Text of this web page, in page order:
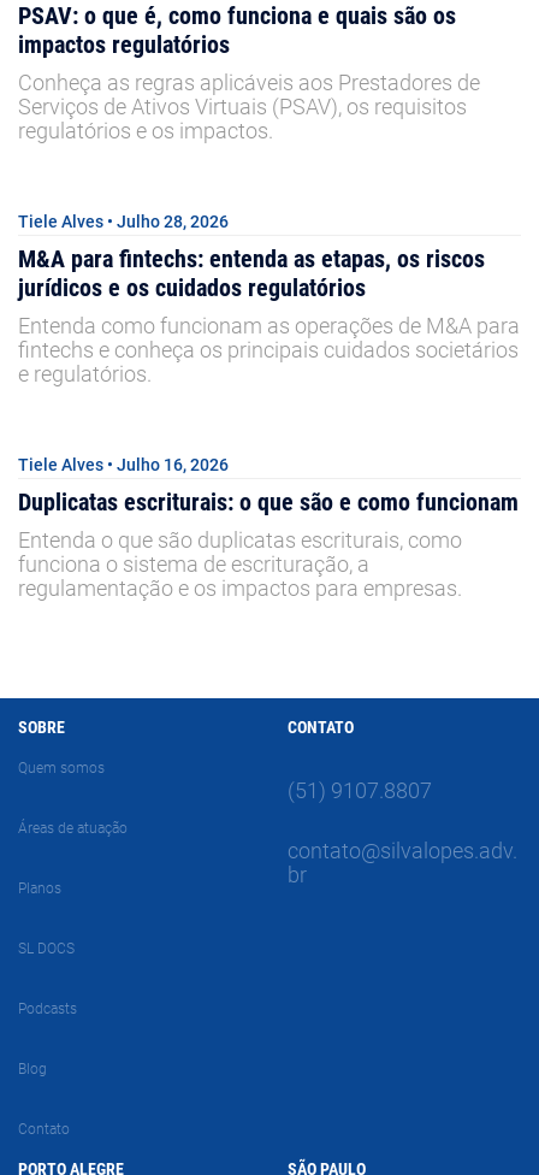
PSAV: o que é, como funciona e quais são os
impactos regulatórios
Conheça as regras aplicáveis aos Prestadores de
Serviços de Ativos Virtuais (PSAV), os requisitos
regulatórios e os impactos.
Tiele Alves • Julho 28, 2026
M&A para fintechs: entenda as etapas, os riscos
jurídicos e os cuidados regulatórios
Entenda como funcionam as operações de M&A para
fintechs e conheça os principais cuidados societários
e regulatórios.
Tiele Alves • Julho 16, 2026
Duplicatas escriturais: o que são e como funcionam
Entenda o que são duplicatas escriturais, como
funciona o sistema de escrituração, a
regulamentação e os impactos para empresas.
SOBRE
Quem somos
Áreas de atuação
Planos
SL DOCS
Podcasts
Blog
Contato
CONTATO
(51) 9107.8807
contato@silvalopes.adv.
br
PORTO ALEGRE SÃO PAULO